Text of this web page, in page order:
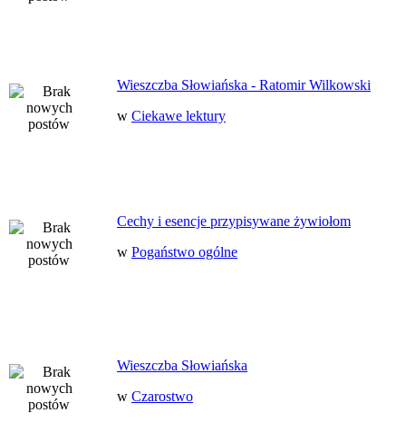
Wieszczba Słowiańska - Ratomir Wilkowski
w Ciekawe lektury
Cechy i esencje przypisywane żywiołom
w Pogaństwo ogólne
Wieszczba Słowiańska
w Czarostwo